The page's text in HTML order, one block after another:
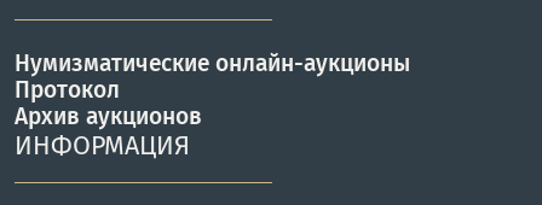
Нумизматические онлайн-аукционы
Протокол
Архив аукционов
ИНФОРМАЦИЯ